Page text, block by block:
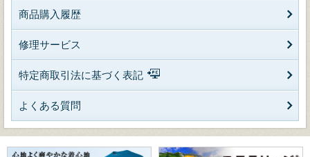
商品購入履歴
修理サービス
特定商取引法に基づく表記
よくある質問